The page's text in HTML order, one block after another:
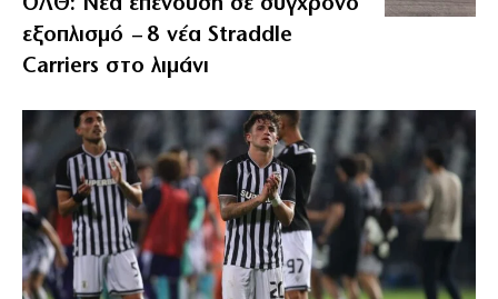
εξοπλισμό – 8 νέα Straddle
Carriers στο λιμάνι